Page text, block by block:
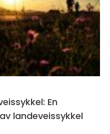
En
landeveissykkel